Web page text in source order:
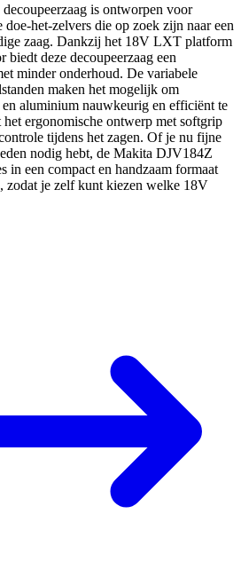
is ontworpen voor
doe-het-zelvers die op zoek zijn naar een
zaag. Dankzij het 18V LXT platform
biedt deze decoupeerzaag een
minder onderhoud. De variabele
maken het mogelijk om
en aluminium nauwkeurig en efficiënt te
ergonomische ontwerp met softgrip
tijdens het zagen. Of je nu fijne
nodig hebt, de Makita DJV184Z
in een compact en handzaam formaat
zodat je zelf kunt kiezen welke 18V